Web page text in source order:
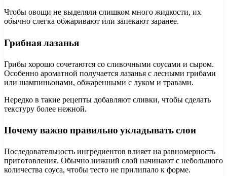
Чтобы овощи не выделяли слишком много жидкости, их
обычно слегка обжаривают или запекают заранее.
Грибная лазанья
Грибы хорошо сочетаются со сливочными соусами и сыром.
Особенно ароматной получается лазанья с лесными грибами
или шампиньонами, обжаренными с луком и травами.
Нередко в такие рецепты добавляют сливки, чтобы сделать
текстуру более нежной.
Почему важно правильно укладывать слои
Последовательность ингредиентов влияет на равномерность
приготовления. Обычно нижний слой начинают с небольшого
количества соуса, чтобы тесто не прилипало к форме.